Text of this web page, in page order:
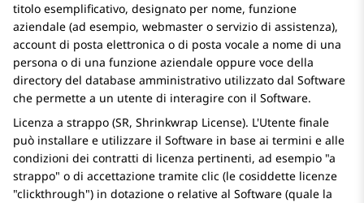
titolo esemplificativo, designato per nome, funzione
aziendale (ad esempio, webmaster o servizio di assistenza),
account di posta elettronica o di posta vocale a nome di una
persona o di una funzione aziendale oppure voce della
directory del database amministrativo utilizzato dal Software
che permette a un utente di interagire con il Software.
Licenza a strappo (SR, Shrinkwrap License). L'Utente finale
può installare e utilizzare il Software in base ai termini e alle
condizioni dei contratti di licenza pertinenti, ad esempio a
strappo o di accettazione tramite clic (le cosiddette licenze
clickthrough ) in dotazione o relative al Software (quale la